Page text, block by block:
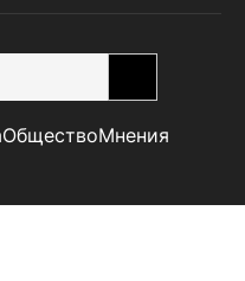
ОбществоМнения